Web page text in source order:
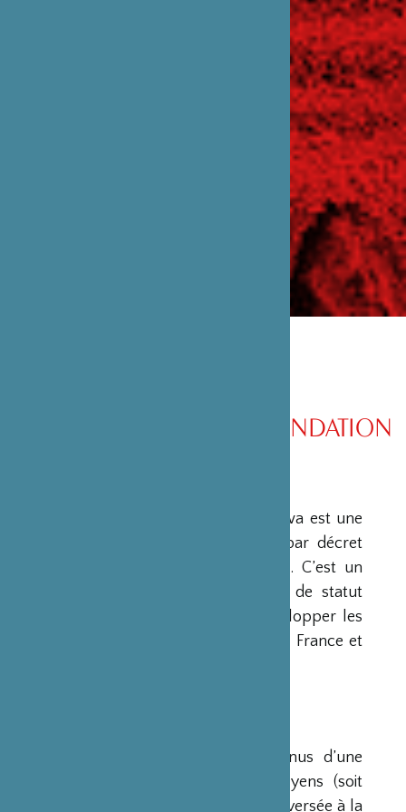
PRÉSENTATION DE LA FONDATION
La Fondation Franco-Japonaise Sasakawa est une
fondation reconnue d’utilité publique par décret
du Premier Ministre du 23 mars 1990. C’est un
organisme privé, sans but lucratif et de statut
français, qui a pour mission de « développer les
relations culturelles et d’amitié entre la France et
Ses ressources proviennent des revenus d’une
dotation initiale de trois milliards de yens (soit
environ 20 millions d’euros à l’époque) versée à la